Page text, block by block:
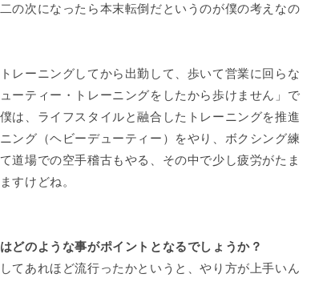
の次になったら本末転倒だというのが僕の考えなの
レーニングしてから出勤して、歩いて営業に回らな
ーティー・トレーニングをしたから歩けません」で
は、ライフスタイルと融合したトレーニングを推進
ング（ヘビーデューティー）をやり、ボクシング練
道場での空手稽古もやる、その中で少し疲労がたま
すけどね。
どのような事がポイントとなるでしょうか？
てあれほど流行ったかというと、やり方が上手いん